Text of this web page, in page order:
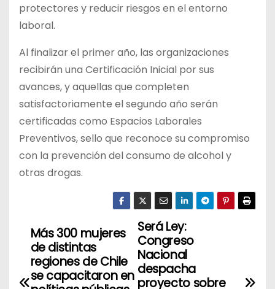
protectores y reducir riesgos en el entorno
laboral.
Al finalizar el primer año, las organizaciones
recibirán una Certificación Inicial por sus
avances, y aquellas que completen
satisfactoriamente el segundo año serán
certificadas como Espacios Laborales
Preventivos, sello que reconoce su compromiso
con la prevención del consumo de alcohol y
otras drogas.
N
v
Será Ley:
Congreso
Nacional
despacha
proyecto sobre
Más 300 mujeres
de distintas
regiones de Chile
se capacitaron en